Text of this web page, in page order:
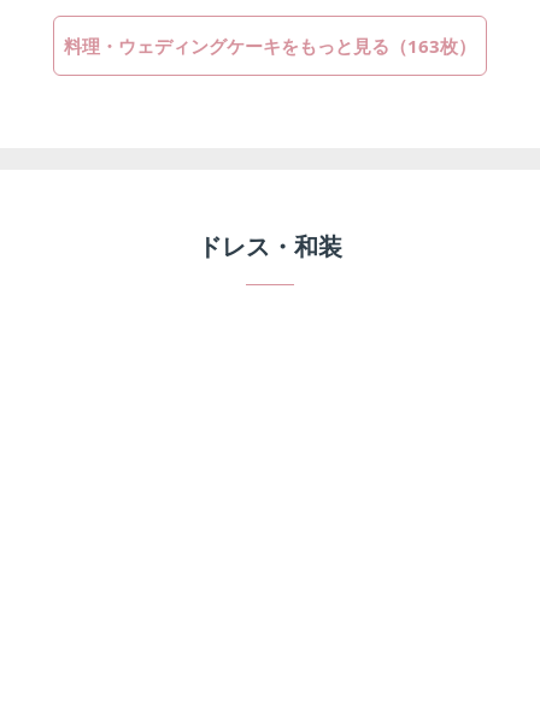
料理・ウェディングケーキをもっと見る（163枚）
ドレス・和装